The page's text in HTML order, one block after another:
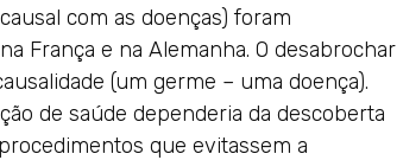
com as doenças) foram
França e na Alemanha. O desabrochar
(um germe – uma doença).
de saúde dependeria da descoberta
que evitassem a